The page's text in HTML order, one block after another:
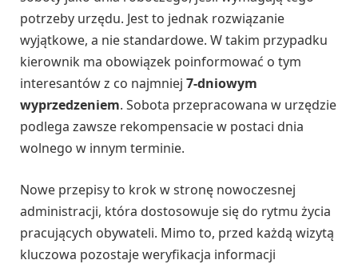
potrzeby urzędu. Jest to jednak rozwiązanie
wyjątkowe, a nie standardowe. W takim przypadku
kierownik ma obowiązek poinformować o tym
interesantów z co najmniej 7-dniowym
wyprzedzeniem. Sobota przepracowana w urzędzie
podlega zawsze rekompensacie w postaci dnia
wolnego w innym terminie.
Nowe przepisy to krok w stronę nowoczesnej
administracji, która dostosowuje się do rytmu życia
pracujących obywateli. Mimo to, przed każdą wizytą
kluczowa pozostaje weryfikacja informacji